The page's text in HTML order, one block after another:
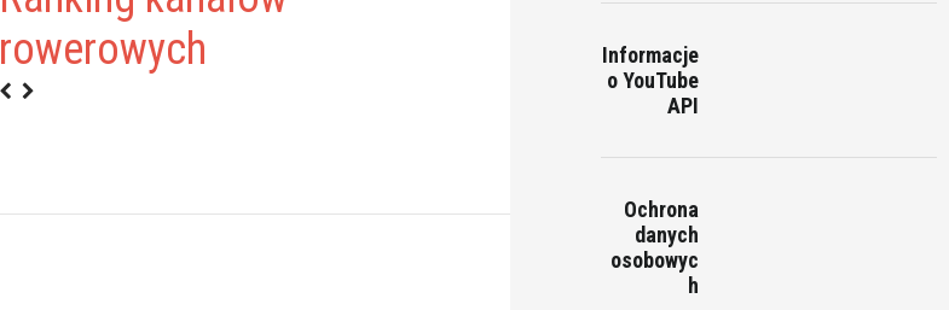
rowerowych
Informacje
o YouTube
API
Ochrona
danych
osobowyc
h